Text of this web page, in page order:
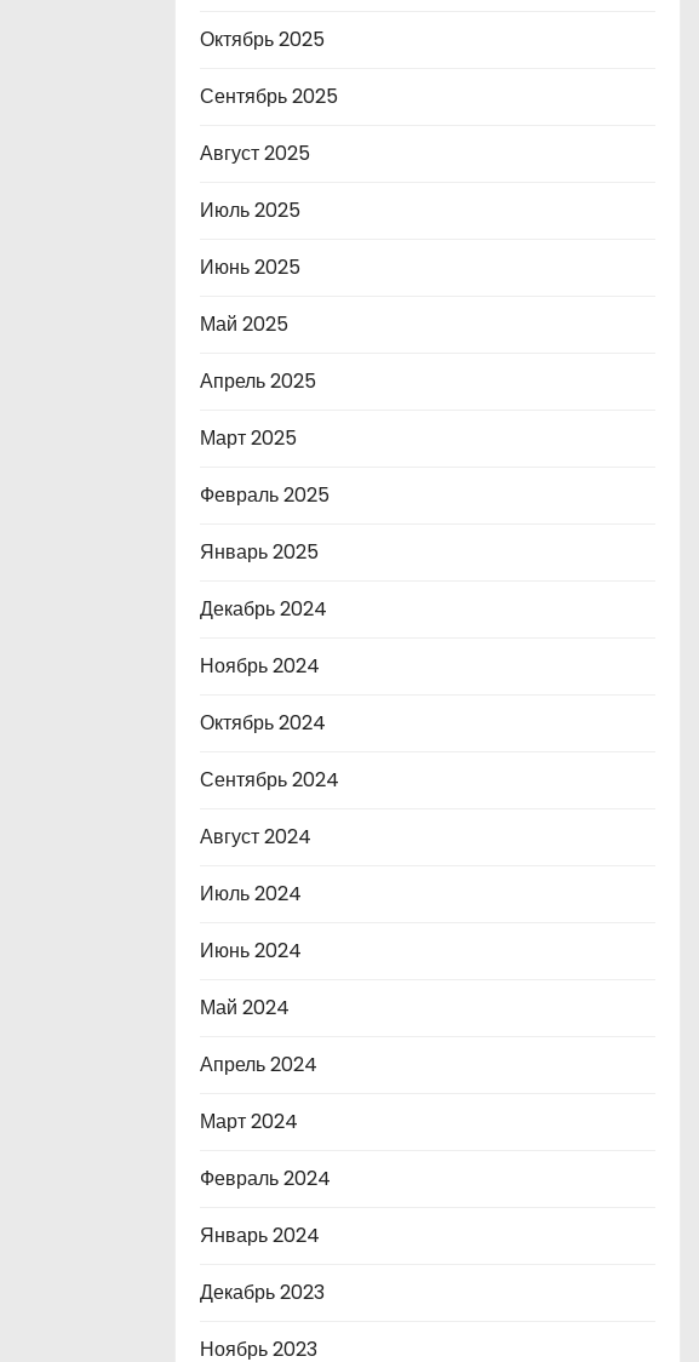
Октябрь 2025
Сентябрь 2025
Август 2025
Июль 2025
Июнь 2025
Май 2025
Апрель 2025
Март 2025
Февраль 2025
Январь 2025
Декабрь 2024
Ноябрь 2024
Октябрь 2024
Сентябрь 2024
Август 2024
Июль 2024
Июнь 2024
Май 2024
Апрель 2024
Март 2024
Февраль 2024
Январь 2024
Декабрь 2023
Ноябрь 2023